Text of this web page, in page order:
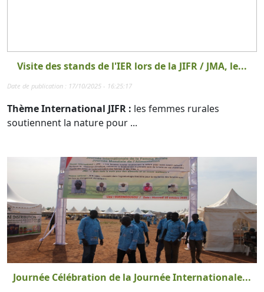
Visite des stands de l'IER lors de la JIFR / JMA, le...
Date de publication : 17/10/2025 - 16:25:17
Thème International JIFR : les femmes rurales
soutiennent la nature pour ...
Journée Célébration de la Journée Internationale...